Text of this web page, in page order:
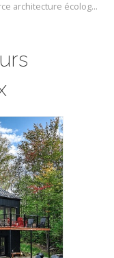
De Écorce architecture écologique